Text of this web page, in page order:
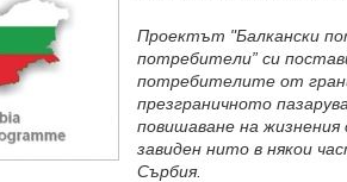
Проектът "Балкански
потребители” си
потребителите от
презграничното
повишаване на
завиден нито в някои
Сърбия.